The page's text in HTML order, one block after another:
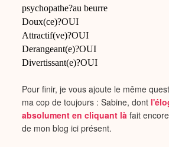
psychopathe?au beurre
Doux(ce)?OUI
Attractif(ve)?OUI
Derangeant(e)?OUI
Divertissant(e)?OUI
Pour finir, je vous ajoute le même
ma cop de toujours : Sabine, dont
absolument en cliquant là fait
de mon blog ici présent.